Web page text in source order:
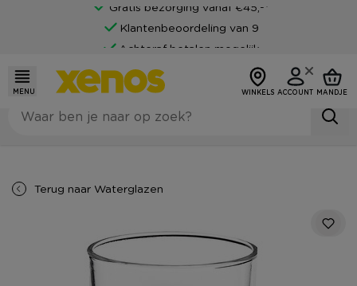
Gratis bezorging vanaf €45,-*
Klantenbeoordeling van 9
Achteraf betalen mogelijk
MENU WINKELS ACCOUNT MANDJE
Terug naar Waterglazen